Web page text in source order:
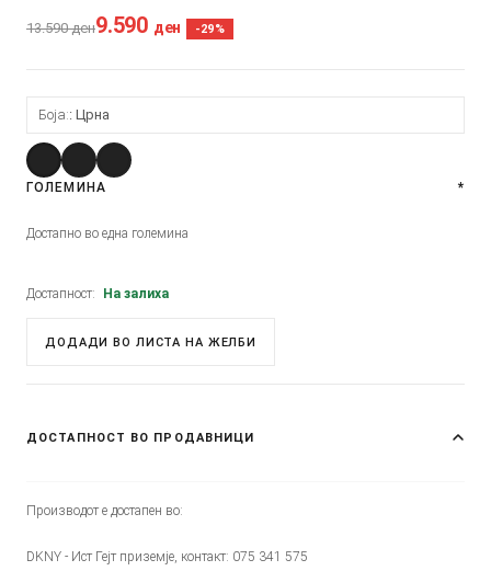
13.590ден9.590 ден -29%
Боја: Црна
ГОЛЕМИНА *
Достапно во една големина
Достапност: На залиха
ДОДАДИ ВО ЛИСТА НА ЖЕЛБИ
ДОСТАПНОСТ ВО ПРОДАВНИЦИ
Производот е достапен во:
DKNY - Ист Гејт приземје, контакт: 075 341 575